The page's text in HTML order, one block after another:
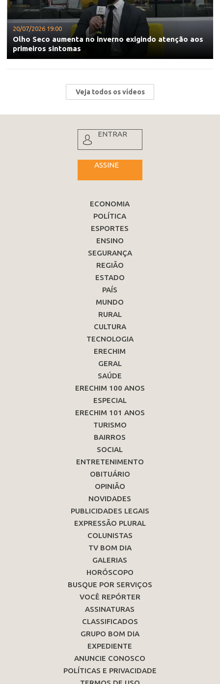
20/07/2026 19:00
Olho Seco aumenta no inverno exigindo atenção aos
primeiros sintomas
Veja todos os vídeos
ENTRAR
ASSINE
ECONOMIA
POLÍTICA
ESPORTES
ENSINO
SEGURANÇA
REGIÃO
ESTADO
PAÍS
MUNDO
RURAL
CULTURA
TECNOLOGIA
ERECHIM
GERAL
SAÚDE
ERECHIM 100 ANOS
ESPECIAL
ERECHIM 101 ANOS
TURISMO
BAIRROS
SOCIAL
ENTRETENIMENTO
OBITUÁRIO
OPINIÃO
NOVIDADES
PUBLICIDADES LEGAIS
EXPRESSÃO PLURAL
COLUNISTAS
TV BOM DIA
GALERIAS
HORÓSCOPO
BUSQUE POR SERVIÇOS
VOCÊ REPÓRTER
ASSINATURAS
CLASSIFICADOS
GRUPO BOM DIA
EXPEDIENTE
ANUNCIE CONOSCO
POLÍTICAS E PRIVACIDADE